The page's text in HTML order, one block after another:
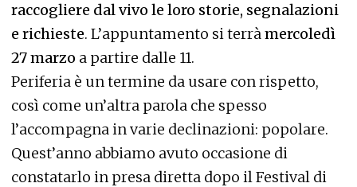
raccogliere dal vivo le loro storie, segnalazioni
e richieste. L’appuntamento si terràmercoledì
27 marzo a partire dalle 11.
Periferia è un termine da usare con rispetto,
così come un’altra parola che spesso
l’accompagna in varie declinazioni: popolare.
Quest’anno abbiamo avuto occasione di
constatarlo in presa diretta dopo il Festival di